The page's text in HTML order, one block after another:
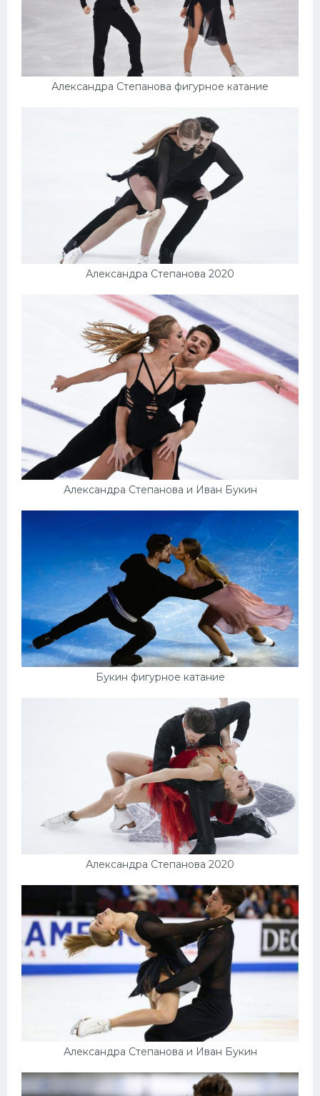
Александра Степанова фигурное катание
Александра Степанова 2020
Александра Степанова и Иван Букин
Букин фигурное катание
Александра Степанова 2020
Александра Степанова и Иван Букин